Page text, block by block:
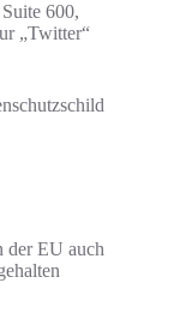
600,
„Twitter“
der EU auch